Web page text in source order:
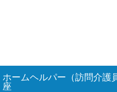
ホームヘルパー（訪問介護
座